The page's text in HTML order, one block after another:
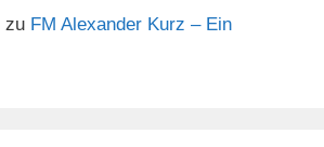
zu FM Alexander Kurz – Ein